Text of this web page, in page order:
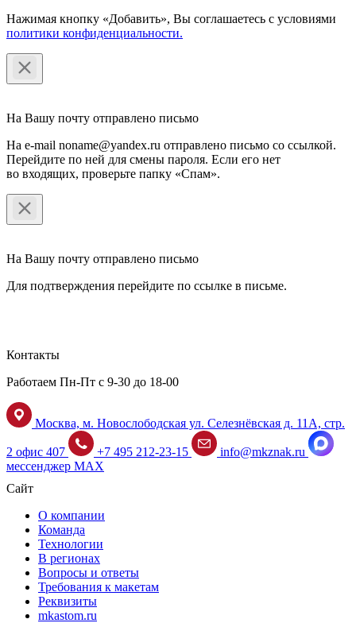
Нажимая кнопку «Добавить», Вы соглашаетесь c условиями
политики конфиденциальности.
На Вашу почту отправлено письмо
На e-mail noname@yandex.ru отправлено письмо со ссылкой.
Перейдите по ней для смены пароля. Если его нет
во входящих, проверьте папку «Спам».
На Вашу почту отправлено письмо
Для подтверждения перейдите по ссылке в письме.
Контакты
Работаем Пн-Пт с 9-30 до 18-00
Москва, м. Новослободская ул. Селезнёвская д. 11А, стр.
2 офис 407 +7 495 212-23-15
info@mkznak.ru
мессенджер MAX
Сайт
О компании
Команда
Технологии
В регионах
Вопросы и ответы
Требования к макетам
Реквизиты
mkastom.ru